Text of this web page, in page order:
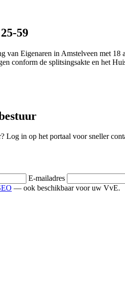
59
van Eigenaren in Amstelveen met 18
conform de splitsingsakte en het
Log in op het portaal voor sneller
E-mailadres
— ook beschikbaar voor uw VvE.